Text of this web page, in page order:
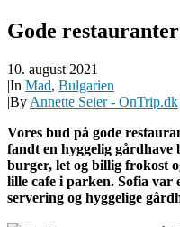
Gode
10. august 2021
|In Mad, Bulgarien
|By Annette Seier - OnTrip.dk
Vores bud på gode
fandt en hyggelig
burger, let og billig frokost
lille cafe i parken. Sofia var
servering og hyggelige